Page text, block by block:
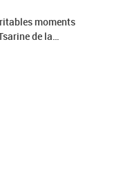
moments
de la
Extra Brut,
Brut et